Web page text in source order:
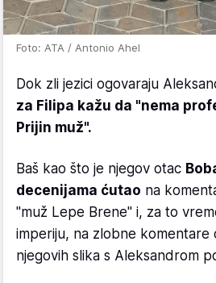
Foto: ATA / Antonio Ahel
Dok zli jezici ogovaraju
za Filipa kažu da "nema
Prijin muž".
Baš kao što je njegov otac
decenijama ćutao na
"muž Lepe Brene" i, za to
imperiju, na zlobne komentare
njegovih slika s Aleksandrom